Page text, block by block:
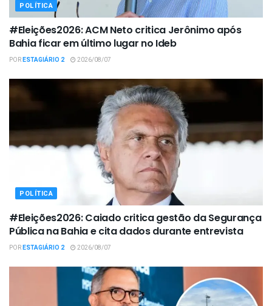
POLÍTICA
#Eleições2026: ACM Neto critica Jerônimo após
Bahia ficar em último lugar no Ideb
PORESTAGIÁRIO 2 2026/08/07
POLÍTICA
#Eleições2026: Caiado critica gestão da Segurança
Pública na Bahia e cita dados durante entrevista
PORESTAGIÁRIO 2 2026/08/07